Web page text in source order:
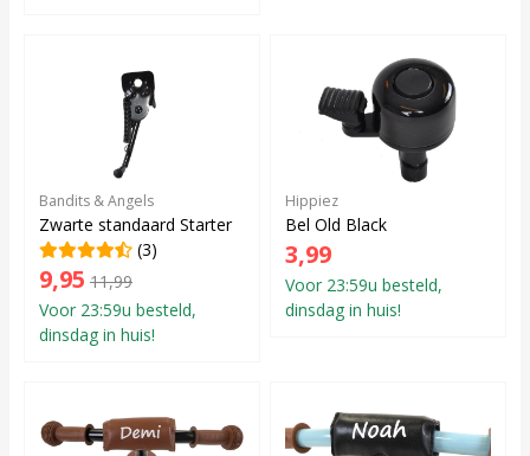
Bandits & Angels
Zwarte standaard Starter
(3)
9,95 11,99
Voor 23:59u besteld,
dinsdag in huis!
Hippiez
Bel Old Black
3,99
Voor 23:59u besteld,
dinsdag in huis!